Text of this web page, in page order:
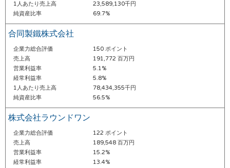
1人あたり売上高
23,589,130千円
純資産比率
69.7%
合同製鐵株式会社
企業力総合評価
150 ポイント
売上高
191,772 百万円
営業利益率
5.1%
経常利益率
5.8%
1人あたり売上高
78,434,355千円
純資産比率
56.5%
株式会社ラウンドワン
企業力総合評価
122 ポイント
売上高
189,548 百万円
営業利益率
15.2%
経常利益率
13.4%